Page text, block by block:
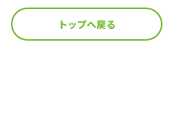
トップへ戻る